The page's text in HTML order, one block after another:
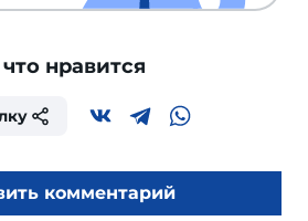
нравится
комментарий